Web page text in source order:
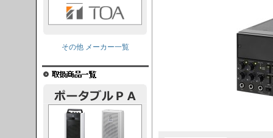
その他 メーカー一覧